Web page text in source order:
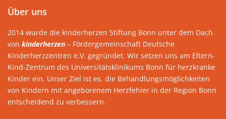
Über uns
2014 wurde die kinderherzen Stiftung Bonn unter dem Dach
von kinderherzen – Fördergemeinschaft Deutsche
Kinderherzzentren e.V. gegründet. Wir setzen uns am Eltern-
Kind-Zentrum des Universitätsklinikums Bonn für herzkranke
Kinder ein. Unser Ziel ist es, die Behandlungsmöglichkeiten
von Kindern mit angeborenem Herzfehler in der Region Bonn
entscheidend zu verbessern.